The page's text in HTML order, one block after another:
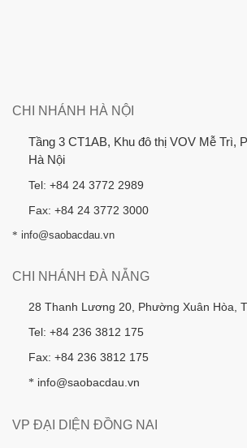
CHI NHÁNH HÀ NỘI
Tầng 3 CT1AB, Khu đô thị VOV Mễ Trì,
Hà Nội
Tel: +84 24 3772 2989
Fax: +84 24 3772 3000
* info@saobacdau.vn
CHI NHÁNH ĐÀ NẴNG
28 Thanh Lương 20, Phường Xuân Hòa,
Tel: +84 236 3812 175
Fax: +84 236 3812 175
* info@saobacdau.vn
VP ĐẠI DIỆN ĐỒNG NAI